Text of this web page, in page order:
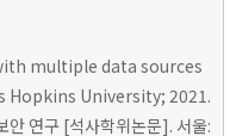
multiple data sources
University; 2021.
안 연구 [석사학위논문]. 서울: